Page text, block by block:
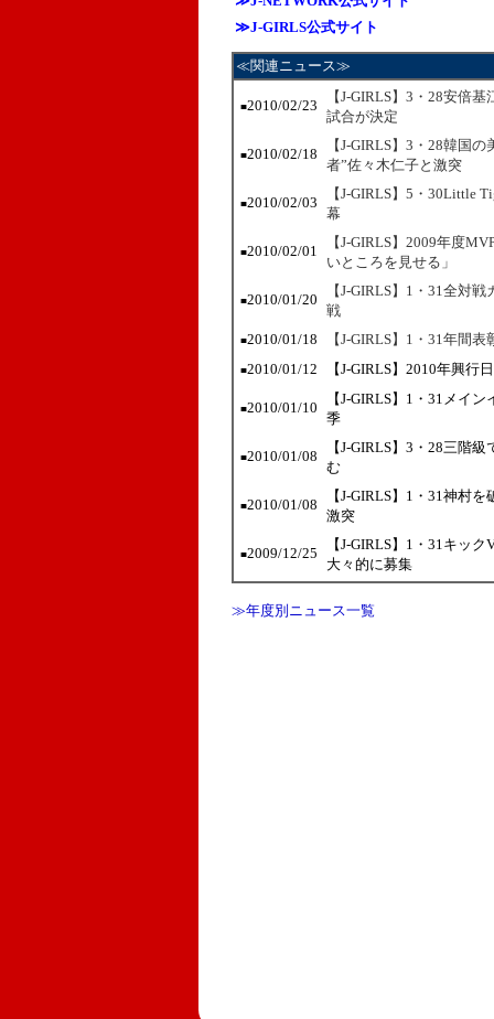
≫J-GIRLS公式サイト
≪関連ニュース≫
■2010/02/23
【J-GIRLS】3・28安倍
試合が決定
■2010/02/18
【J-GIRLS】3・28韓国
者”佐々木仁子と激突
■2010/02/03
【J-GIRLS】5・30Little
幕
■2010/02/01
【J-GIRLS】2009年度
いところを見せる」
■2010/01/20
【J-GIRLS】1・31全対
戦
■2010/01/18 【J-GIRLS】1・31年間
■2010/01/12 【J-GIRLS】2010年興
■2010/01/10
【J-GIRLS】1・31メイ
季
■2010/01/08
【J-GIRLS】3・28三階
む
■2010/01/08
【J-GIRLS】1・31神村
激突
■2009/12/25
【J-GIRLS】1・31キッ
大々的に募集
≫年度別ニュース一覧